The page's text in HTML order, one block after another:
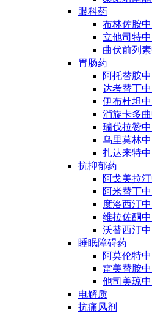
眼科药
布林佐胺
立他司特
曲伏前列
胃肠药
阿托替胺
达考替丁
伊布杜坦
消旋卡多
瑞伐拉赞
乌里莫林
扎达来特
抗抑郁药
阿戈美拉
阿米替丁
度洛西汀
维拉佐酮
沃替西汀
睡眠障碍药
阿莫伦特
雷美替胺
他司美琼
电解质
抗痛风剂